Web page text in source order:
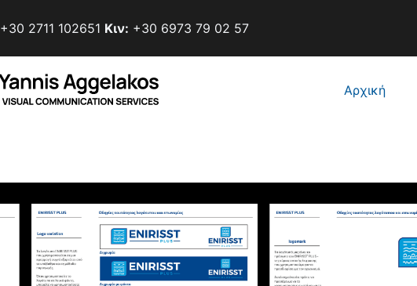
+30 2711 102651 Κιν: +30 6973 79 02 57
Αρχική